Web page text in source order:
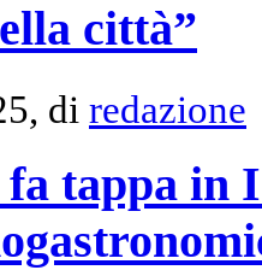
città”
di redazione
fa tappa